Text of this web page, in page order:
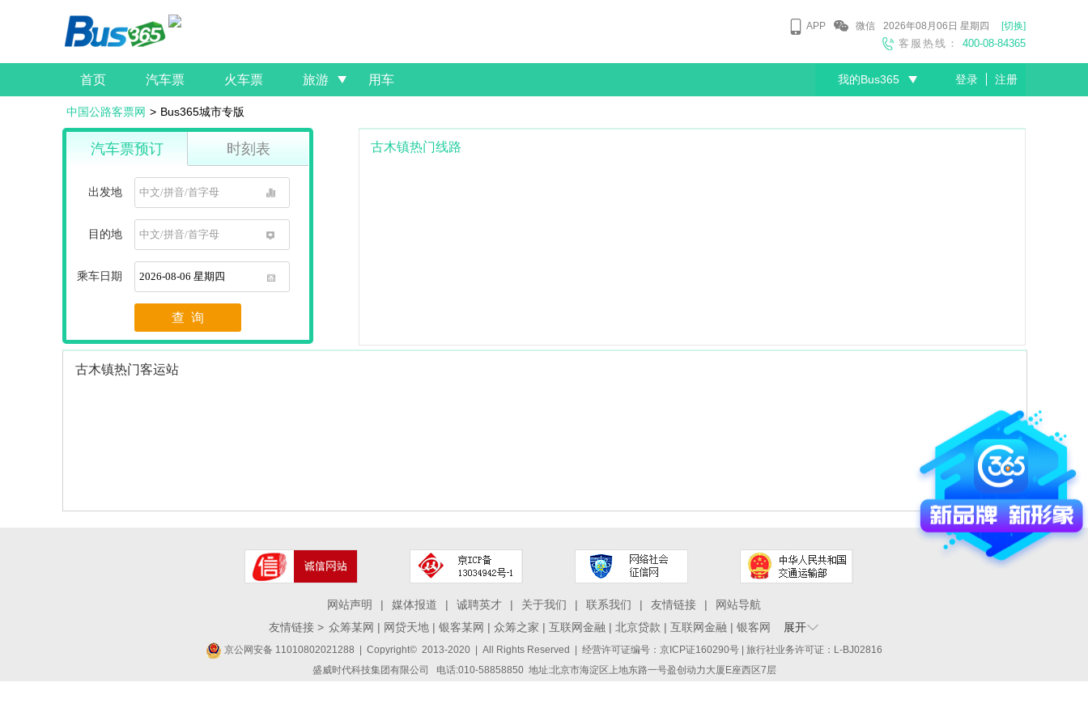
APP 微信 2026年08月06日 星期四 [切换]
客服热线： 400-08-84365
首页 汽车票 火车票 旅游 用车 我的Bus365 登录 注册
中国公路客票网 > Bus365城市专版
汽车票预订 时刻表
出发地
目的地
1
乘车日期
1
查 询
古木镇热门线路
古木镇热门客运站
网站声明 | 媒体报道 | 诚聘英才 | 关于我们 | 联系我们 | 友情链接 |
网站导航
友情链接 > 众筹某网 | 网贷天地 | 银客某网 | 众筹之家 | 互联网金融 | 北京贷款 | 互联网金融 | 银客网 展开
京公网安备 11010802021288 | Copyright© 2013-2020 | All Rights Reserved | 经营许可证编号：京ICP证160290号 | 旅行社业务许可证：L-BJ02816
盛威时代科技集团有限公司 电话:010-58858850 地址:北京市海淀区上地东路一号盈创动力大厦E座西区7层